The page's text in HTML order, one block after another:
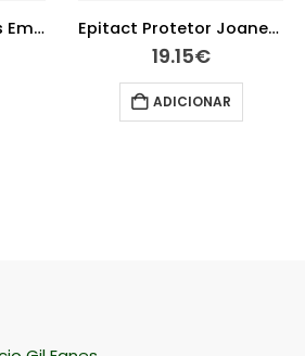
Avène Antirougeurs Emulsão 40 ml Epitact Protetor Joanetes Tamanho M
19.15€
ADICIONAR